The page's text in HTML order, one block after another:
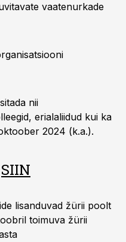
vaatenurkade
nii
erialaliidud kui ka
2024 (k.a.).
SIIN
lisanduvad žürii poolt
toimuva žürii